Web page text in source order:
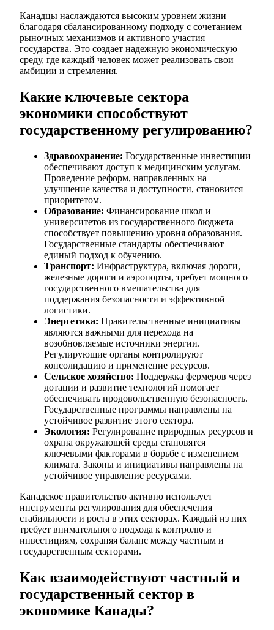
Канадцы наслаждаются высоким уровнем жизни
благодаря сбалансированному подходу с сочетанием
рыночных механизмов и активного участия
государства. Это создает надежную экономическую
среду, где каждый человек может реализовать свои
амбиции и стремления.
Какие ключевые сектора
экономики способствуют
государственному регулированию?
Здравоохранение: Государственные инвестиции
обеспечивают доступ к медицинским услугам.
Проведение реформ, направленных на
улучшение качества и доступности, становится
приоритетом.
Образование: Финансирование школ и
университетов из государственного бюджета
способствует повышению уровня образования.
Государственные стандарты обеспечивают
единый подход к обучению.
Транспорт: Инфраструктура, включая дороги,
железные дороги и аэропорты, требует мощного
государственного вмешательства для
поддержания безопасности и эффективной
логистики.
Энергетика: Правительственные инициативы
являются важными для перехода на
возобновляемые источники энергии.
Регулирующие органы контролируют
консолидацию и применение ресурсов.
Сельское хозяйство: Поддержка фермеров через
дотации и развитие технологий помогает
обеспечивать продовольственную безопасность.
Государственные программы направлены на
устойчивое развитие этого сектора.
Экология: Регулирование природных ресурсов и
охрана окружающей среды становятся
ключевыми факторами в борьбе с изменением
климата. Законы и инициативы направлены на
устойчивое управление ресурсами.
Канадское правительство активно использует
инструменты регулирования для обеспечения
стабильности и роста в этих секторах. Каждый из них
требует внимательного подхода к контролю и
инвестициям, сохраняя баланс между частным и
государственным секторами.
Как взаимодействуют частный и
государственный сектор в
экономике Канады?